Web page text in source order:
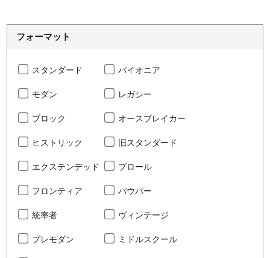
フォーマット
スタンダード パイオニア
モダン レガシー
ブロック オースブレイカー
ヒストリック 旧スタンダード
エクステンデッド ブロール
フロンティア パウパー
統率者 ヴィンテージ
プレモダン ミドルスクール